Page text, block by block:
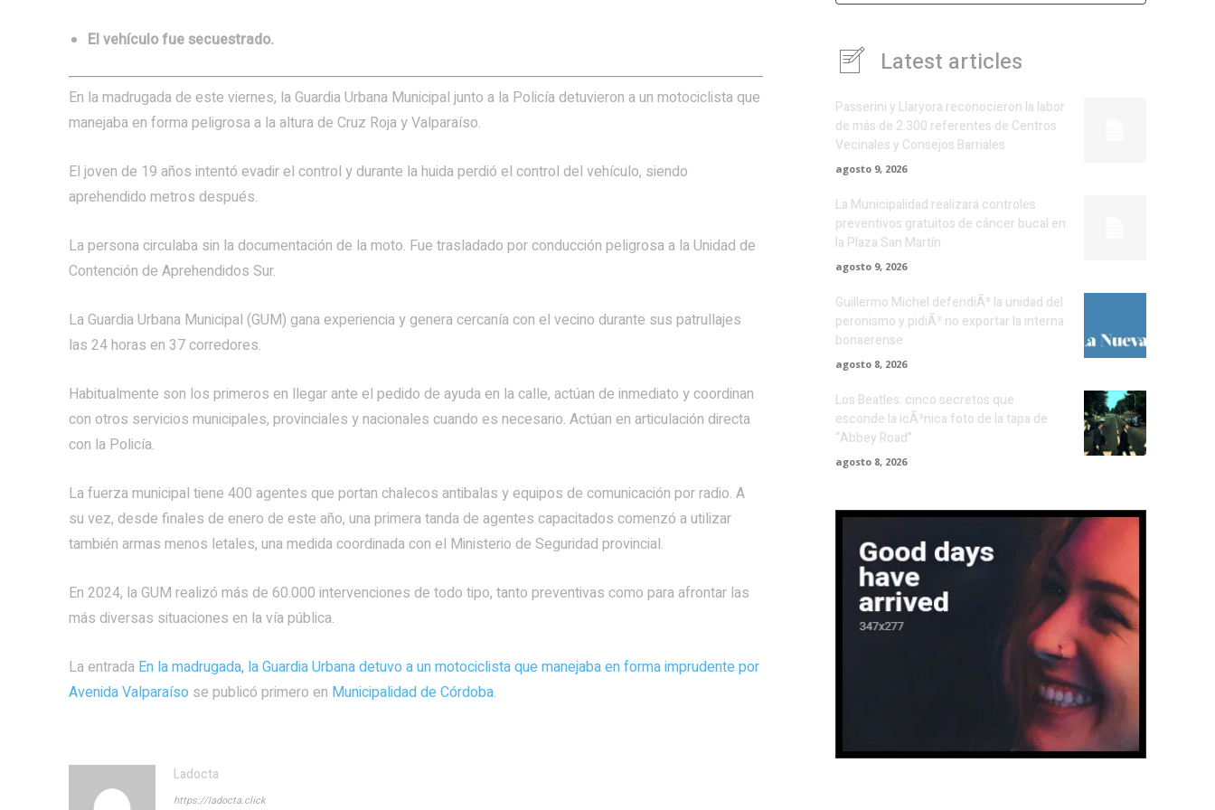
El vehículo fue secuestrado.
En la madrugada de este viernes, la Guardia Urbana Municipal junto a la Policía detuvieron a un motociclista que
manejaba en forma peligrosa a la altura de Cruz Roja y Valparaíso.
El joven de 19 años intentó evadir el control y durante la huida perdió el control del vehículo, siendo
aprehendido metros después.
La persona circulaba sin la documentación de la moto. Fue trasladado por conducción peligrosa a la Unidad de
Contención de Aprehendidos Sur.
La Guardia Urbana Municipal (GUM) gana experiencia y genera cercanía con el vecino durante sus patrullajes
las 24 horas en 37 corredores.
Habitualmente son los primeros en llegar ante el pedido de ayuda en la calle, actúan de inmediato y coordinan
con otros servicios municipales, provinciales y nacionales cuando es necesario. Actúan en articulación directa
con la Policía.
La fuerza municipal tiene 400 agentes que portan chalecos antibalas y equipos de comunicación por radio. A
su vez, desde finales de enero de este año, una primera tanda de agentes capacitados comenzó a utilizar
también armas menos letales, una medida coordinada con el Ministerio de Seguridad provincial.
En 2024, la GUM realizó más de 60.000 intervenciones de todo tipo, tanto preventivas como para afrontar las
más diversas situaciones en la vía pública.
La entrada En la madrugada, la Guardia Urbana detuvo a un motociclista que manejaba en forma imprudente por
Avenida Valparaíso se publicó primero en Municipalidad de Córdoba.
Ladocta
https://ladocta.click
Latest articles
Passerini y Llaryora reconocieron la labor
de más de 2.300 referentes de Centros
Vecinales y Consejos Barriales
agosto 9, 2026
La Municipalidad realizará controles
preventivos gratuitos de cáncer bucal en
la Plaza San Martín
agosto 9, 2026
Guillermo Michel defendiÃ³ la unidad del
peronismo y pidiÃ³ no exportar la interna
bonaerense
agosto 8, 2026
Los Beatles: cinco secretos que
esconde la icÃ³nica foto de la tapa de
“Abbey Road”
agosto 8, 2026